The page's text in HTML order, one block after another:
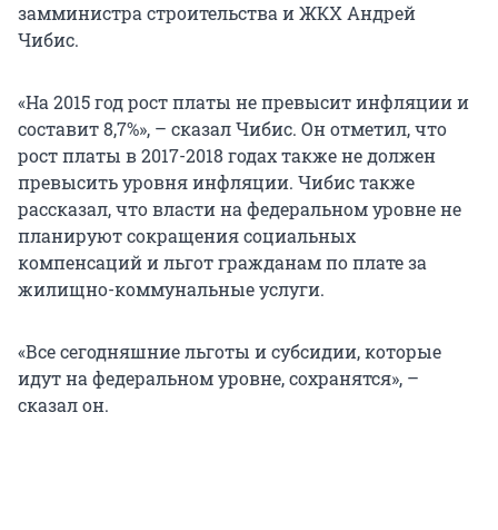
замминистра строительства и ЖКХ Андрей
Чибис.
«На 2015 год рост платы не превысит инфляции и
составит 8,7%», – сказал Чибис. Он отметил, что
рост платы в 2017-2018 годах также не должен
превысить уровня инфляции. Чибис также
рассказал, что власти на федеральном уровне не
планируют сокращения социальных
компенсаций и льгот гражданам по плате за
жилищно-коммунальные услуги.
«Все сегодняшние льготы и субсидии, которые
идут на федеральном уровне, сохранятся», –
сказал он.